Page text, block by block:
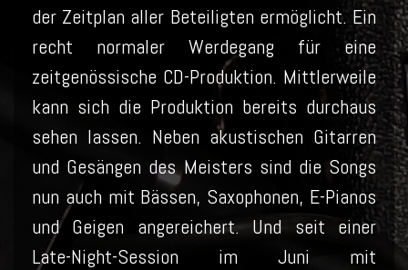
der Zeitplan aller Beteiligten ermöglicht. Ein
recht normaler Werdegang für eine
zeitgenössische CD-Produktion. Mittlerweile
kann sich die Produktion bereits durchaus
sehen lassen. Neben akustischen Gitarren
und Gesängen des Meisters sind die Songs
nun auch mit Bässen, Saxophonen, E-Pianos
und Geigen angereichert. Und seit einer
Late-Night-Session im Juni mit